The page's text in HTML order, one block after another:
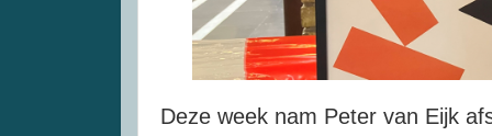
Deze week nam Peter van Eijk